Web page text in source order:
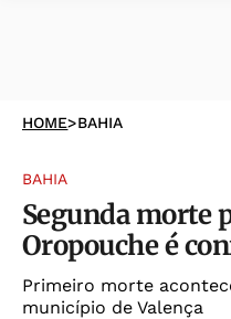
HOME>BAHIA
BAHIA
Segunda morte
Oropouche é
Primeiro morte
município de Valença